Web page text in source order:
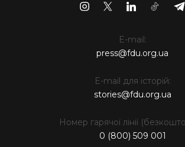
E-mail:
press@fdu.org.ua
E-mail для історій:
stories@fdu.org.ua
Номер гарячої лінії
0 (800) 509 001